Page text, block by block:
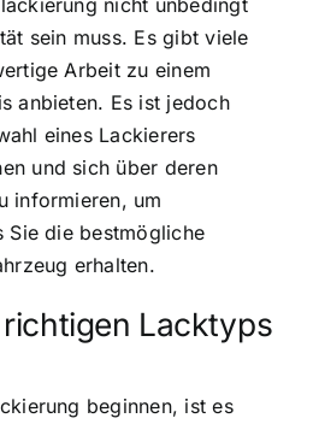
sein muss. Es gibt viele
Arbeit zu einem
anbieten. Es ist jedoch
eines Lackierers
und sich über deren
informieren, um
Sie die bestmögliche
erhalten.
Lacktyps
beginnen, ist es